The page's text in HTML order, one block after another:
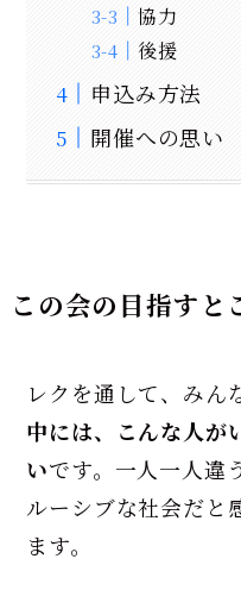
協力
後援
申込み方法
開催への思い
この会の目指すと
レクを通して、みん
中には、こんな人が
いです。一人一人違
ルーシブな社会だと
ます。